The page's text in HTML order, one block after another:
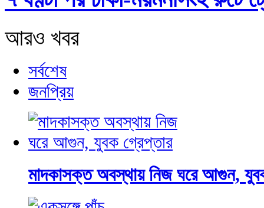
আরও খবর
সর্বশেষ
জনপ্রিয়
মাদকাসক্ত অবস্থায় নিজ ঘরে আগুন,